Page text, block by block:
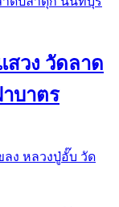
วง วัดลาด
บาตร